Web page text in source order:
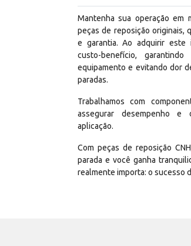
Mantenha sua operação em
peças de reposição originais,
e garantia. Ao adquirir este
custo-benefício,
equipamento e evitando dor
paradas.
Trabalhamos com
assegurar desempenho e
aplicação.
Com peças de reposição
parada e você ganha
realmente importa: o sucesso